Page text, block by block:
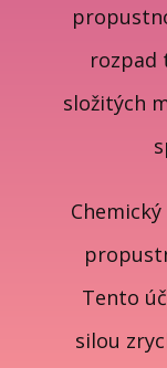
rozpad
složitých
Tento
silou